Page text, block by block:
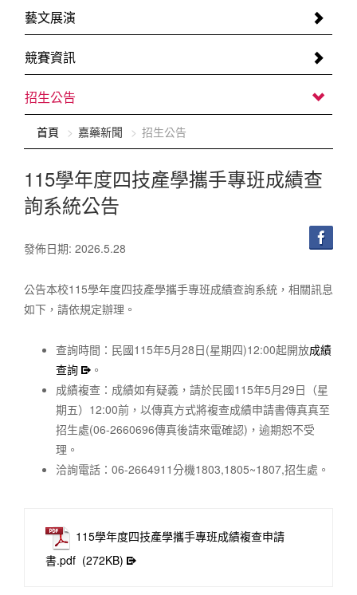
藝文展演
競賽資訊
招生公告
首頁 嘉藥新聞 招生公告
115學年度四技產學攜手專班成績查
詢系統公告
發佈日期: 2026.5.28
公告本校115學年度四技產學攜手專班成績查詢系統，相關訊息
如下，請依規定辦理。
查詢時間：民國115年5月28日(星期四)12:00起開放成績
查詢
。
成績複查：成績如有疑義，請於民國115年5月29日（星
期五）12:00前，以傳真方式將複查成績申請書傳真真至
招生處(06-2660696傳真後請來電確認)，逾期恕不受
理。
洽詢電話：06-2664911分機1803,1805~1807,招生處。
115學年度四技產學攜手專班成績複查申請
書.pdf (272KB)